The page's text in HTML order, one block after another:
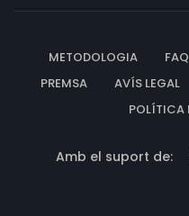
METODOLOGIA FAQ
PREMSA
AVÍS LEGAL
POLÍTICA
Amb el suport de: